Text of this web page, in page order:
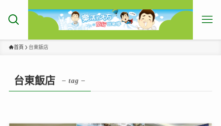
首頁 台東飯店
台東飯店 – tag –